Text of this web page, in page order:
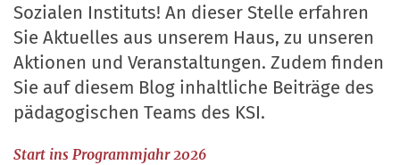
Sozialen Instituts! An dieser Stelle erfahren
Sie Aktuelles aus unserem Haus, zu unseren
Aktionen und Veranstaltungen. Zudem finden
Sie auf diesem Blog inhaltliche Beiträge des
pädagogischen Teams des KSI.
Start ins Programmjahr 2026: